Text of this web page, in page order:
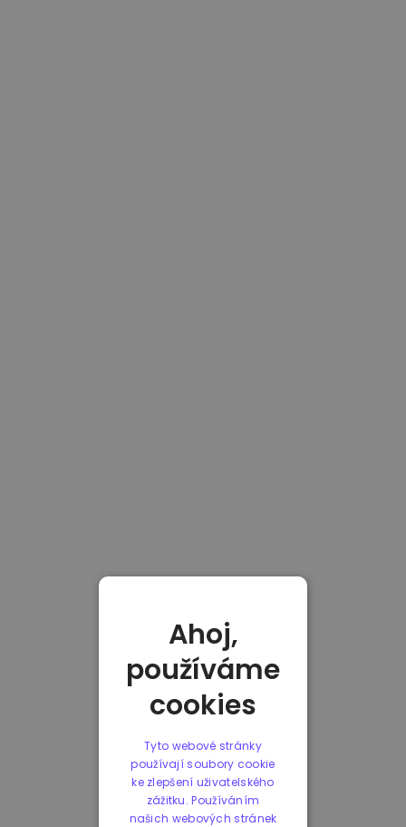
Ahoj,
používáme
cookies
Tyto webové stránky
používají soubory cookie
ke zlepšení uživatelského
zážitku. Používáním
našich webových stránek